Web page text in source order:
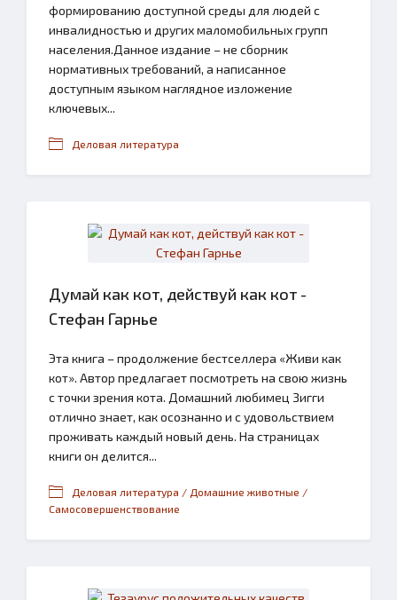
формированию доступной среды для людей с
инвалидностью и других маломобильных групп
населения.Данное издание – не сборник
нормативных требований, а написанное
доступным языком наглядное изложение
ключевых...
Деловая литература
Думай как кот, действуй как кот -
Стефан Гарнье
Эта книга – продолжение бестселлера «Живи как
кот». Автор предлагает посмотреть на свою жизнь
с точки зрения кота. Домашний любимец Зигги
отлично знает, как осознанно и с удовольствием
проживать каждый новый день. На страницах
книги он делится...
Деловая литература / Домашние животные /
Самосовершенствование